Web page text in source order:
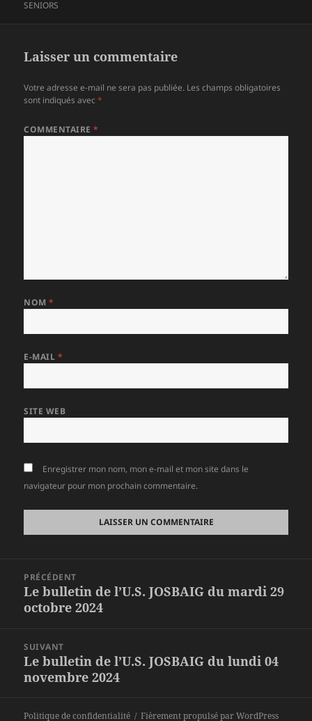
le
SENIORS
Laisser un commentaire
Votre adresse e-mail ne sera pas publiée. Les champs obligatoires
sont indiqués avec*
COMMENTAIRE*
NOM*
E-MAIL *
SITE WEB
Enregistrer mon nom, mon e-mail et mon site dans le
navigateur pour mon prochain commentaire.
l’article
PRÉCÉDENT
Article
précédent :
Le bulletin de l’U.S. JOSBAIG du mardi 29
octobre 2024
SUIVANT
Article
suivant :
Le bulletin de l’U.S. JOSBAIG du lundi 04
novembre 2024
Politique de confidentialité Fièrement propulsé par WordPress